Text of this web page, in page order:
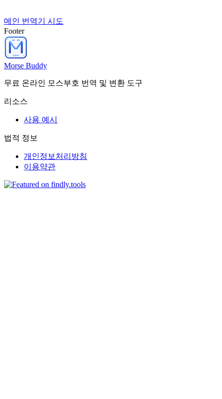
메인 번역기 시도
Footer
Morse Buddy
무료 온라인 모스부호 번역 및 변환 도구
리소스
사용 예시
법적 정보
개인정보처리방침
이용약관